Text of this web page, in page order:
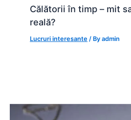
Călătorii în timp – mit
reală?
Lucruri interesante / Byadmin